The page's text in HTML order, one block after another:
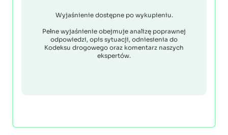
Wyjaśnienie dostępne po wykupieniu.
Pełne wyjaśnienie obejmuje analizę poprawnej
odpowiedzi, opis sytuacji, odniesienia do
Kodeksu drogowego oraz komentarz naszych
ekspertów.